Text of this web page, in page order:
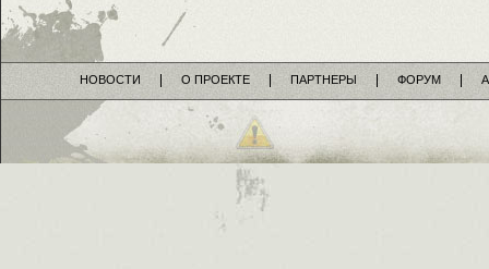
НОВОСТИ О ПРОЕКТЕ ПАРТНЕРЫ ФОРУМ